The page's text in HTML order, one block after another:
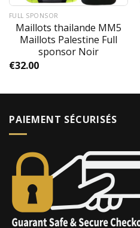
FULL SPONSOR
Maillots thailande MM5
Maillots Palestine Full
sponsor Noir
€32.00
PAIEMENT SÉCURISÉS